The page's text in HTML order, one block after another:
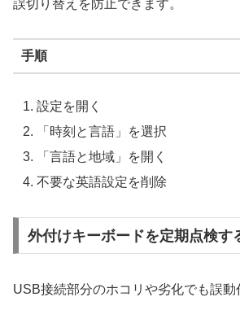
誤切り替えを防止できます。
手順
設定を開く
「時刻と言語」を選択
「言語と地域」を開く
不要な英語設定を削除
外付けキーボードを定期点検す
USB接続部分のホコリや劣化でも誤動